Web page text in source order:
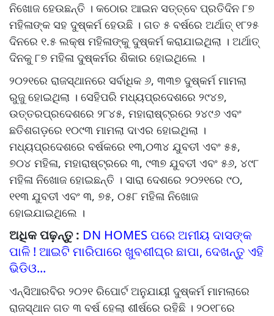
ନିଖୋଜ ହେଉଛନ୍ତି । କଠୋର ଆଇନ ସତ୍ତ୍ବେ ପ୍ରତିଦିନ ୮୭
ମହିଳାଙ୍କ ସହ ଦୁଷ୍କର୍ମ ହେଉଛି । ଗତ ୫ ବର୍ଷରେ ଅର୍ଥାତ୍‌ ୧୮୨୫
ଦିନରେ ୧.୫ ଲକ୍ଷ ମହିଳାଙ୍କୁ ଦୁଷ୍କର୍ମ କରାଯାଇଥିଲା । ଅର୍ଥାତ୍‌
ଦିନକୁ ୮୭ ମହିଳା ଦୁଷ୍କର୍ମର ଶିକାର ହୋଇଥିଲେ ।
୨୦୨୧ରେ ରାଜସ୍ଥାନରେ ସର୍ବାଧିକ ୬, ୩୩୭ ଦୁଷ୍କର୍ମ ମାମଲା
ରୁଜୁ ହୋଇଥିଲା । ସେହିପରି ମଧ୍ୟପ୍ରଦେଶରେ ୨୯୪୭,
ଉତ୍ତରପ୍ରଦେଶରେ ୨୮୪୫, ମହାରାଷ୍ଟ୍ରରେ ୨୪୯୬ ଏବଂ
ଛତିଶଗଡ଼ରେ ୧୦୯୩ ମାମଲା ଦାଏର ହୋଇଥିଲା ।
ମଧ୍ୟପ୍ରଦେଶରେ ବର୍ଷକରେ ୧୩,୦୩୪ ଯୁବତୀ ଏବଂ ୫୫,
୭୦୪ ମହିଳା, ମହାରାଷ୍ଟ୍ରରେ ୩, ୯୩୭ ଯୁବତୀ ଏବଂ ୫୬, ୪୯୮
ମହିଳା ନିଖୋଜ ହୋଇଛନ୍ତି । ସାରା ଦେଶରେ ୨୦୨୧ରେ ୯୦,
୧୧୩ ଯୁବତୀ ଏବଂ ୩, ୭୫, ୦୫୮ ମହିଳା ନିଖୋଜ
ହୋଇଯାଇଥିଲେ ।
ଅଧିକ ପଢ଼ନ୍ତୁ : DN HOMES ପରେ ଅମୀୟ ଦାସଙ୍କ
ପାଳି ! ଆଇଟି ମାରିପାରେ ଖୁବଶୀଘ୍ର ଛାପା, ଦେଖନ୍ତୁ ଏହି
ଭିଡିଓ...
ଏନ୍‌ସିଆରବିର ୨୦୨୧ ରିପୋର୍ଟ ଅନୁଯାୟୀ ଦୁଷ୍କର୍ମ ମାମଲାରେ
ରାଜସ୍ଥାନ ଗତ ୩ ବର୍ଷ ହେଲା ଶୀର୍ଷରେ ରହିଛି । ୨୦୧୮ରେ